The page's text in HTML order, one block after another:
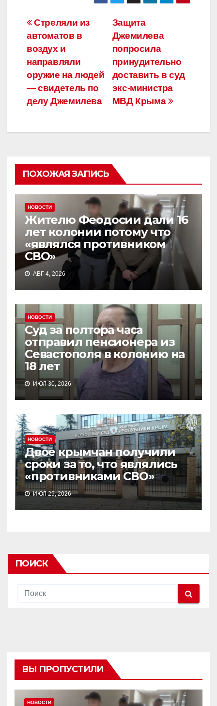
e
b
o
o
k
er
gr
m
а
в
и
ть
Навигация
по
записям
Защита
Джемилева
попросила
принудительно
доставить в суд
экс-министра
МВД Крыма
Стреляли из
автоматов в
воздух и
направляли
оружие на людей
— свидетель по
делу Джемилева
ПОХОЖАЯ ЗАПИСЬ
НОВОСТИ
Жителю Феодосии дали 16
лет колонии потому что
«являлся противником
СВО»
АВГ 4, 2026
НОВОСТИ
Суд за полтора часа
отправил пенсионера из
Севастополя в колонию на
18 лет
ИЮЛ 30, 2026
НОВОСТИ
Двое крымчан получили
сроки за то, что являлись
«противниками СВО»
ИЮЛ 29, 2026
ПОИСК
ВЫ ПРОПУСТИЛИ
НОВОСТИ